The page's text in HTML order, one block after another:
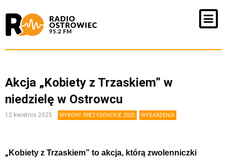
Akcja „Kobiety z Trzaskiem” w
niedzielę w Ostrowcu
12 kwietnia 2025 WYBORY PREZYDENCKIE 2025 WYDARZENIA
„ Kobiety z Trzaskiem” to akcja, którą zwolenniczki